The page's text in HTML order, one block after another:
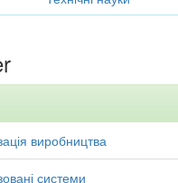
виробництва
системи